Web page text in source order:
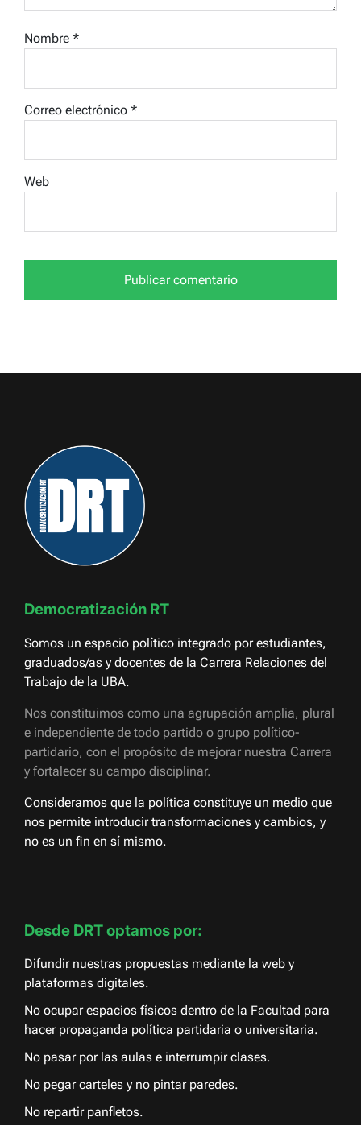
Nombre *
Correo electrónico *
Web
Democratización RT
Somos un espacio político integrado por estudiantes,
graduados/as y docentes de la Carrera Relaciones del
Trabajo de la UBA.
Nos constituimos como una agrupación amplia, plural
e independiente de todo partido o grupo político-
partidario, con el propósito de mejorar nuestra Carrera
y fortalecer su campo disciplinar.
Consideramos que la política constituye un medio que
nos permite introducir transformaciones y cambios, y
no es un fin en sí mismo.
Desde DRT optamos por:
Difundir nuestras propuestas mediante la web y
plataformas digitales.
No ocupar espacios físicos dentro de la Facultad para
hacer propaganda política partidaria o universitaria.
No pasar por las aulas e interrumpir clases.
No pegar carteles y no pintar paredes.
No repartir panfletos.